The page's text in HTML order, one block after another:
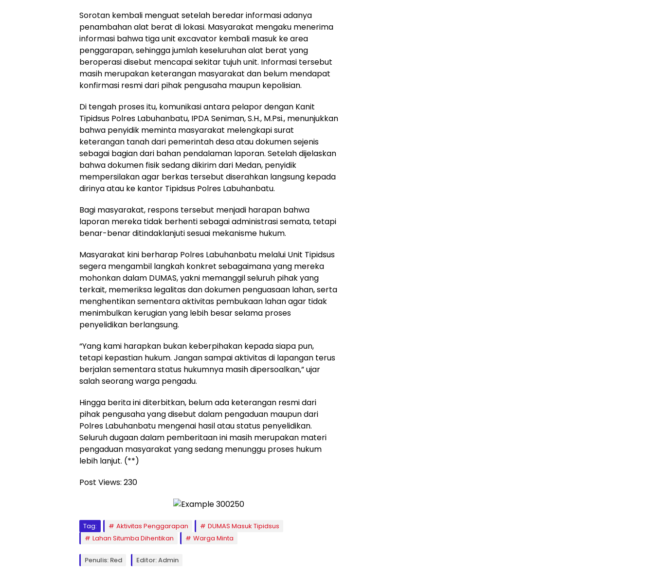
Sorotan kembali menguat setelah beredar informasi adanya
penambahan alat berat di lokasi. Masyarakat mengaku menerima
informasi bahwa tiga unit excavator kembali masuk ke area
penggarapan, sehingga jumlah keseluruhan alat berat yang
beroperasi disebut mencapai sekitar tujuh unit. Informasi tersebut
masih merupakan keterangan masyarakat dan belum mendapat
konfirmasi resmi dari pihak pengusaha maupun kepolisian.
Di tengah proses itu, komunikasi antara pelapor dengan Kanit
Tipidsus Polres Labuhanbatu, IPDA Seniman, S.H., M.Psi., menunjukkan
bahwa penyidik meminta masyarakat melengkapi surat
keterangan tanah dari pemerintah desa atau dokumen sejenis
sebagai bagian dari bahan pendalaman laporan. Setelah dijelaskan
bahwa dokumen fisik sedang dikirim dari Medan, penyidik
mempersilakan agar berkas tersebut diserahkan langsung kepada
dirinya atau ke kantor Tipidsus Polres Labuhanbatu.
Bagi masyarakat, respons tersebut menjadi harapan bahwa
laporan mereka tidak berhenti sebagai administrasi semata, tetapi
benar-benar ditindaklanjuti sesuai mekanisme hukum.
Masyarakat kini berharap Polres Labuhanbatu melalui Unit Tipidsus
segera mengambil langkah konkret sebagaimana yang mereka
mohonkan dalam DUMAS, yakni memanggil seluruh pihak yang
terkait, memeriksa legalitas dan dokumen penguasaan lahan, serta
menghentikan sementara aktivitas pembukaan lahan agar tidak
menimbulkan kerugian yang lebih besar selama proses
penyelidikan berlangsung.
“Yang kami harapkan bukan keberpihakan kepada siapa pun,
tetapi kepastian hukum. Jangan sampai aktivitas di lapangan terus
berjalan sementara status hukumnya masih dipersoalkan,” ujar
salah seorang warga pengadu.
Hingga berita ini diterbitkan, belum ada keterangan resmi dari
pihak pengusaha yang disebut dalam pengaduan maupun dari
Polres Labuhanbatu mengenai hasil atau status penyelidikan.
Seluruh dugaan dalam pemberitaan ini masih merupakan materi
pengaduan masyarakat yang sedang menunggu proses hukum
lebih lanjut. (**)
Post Views: 230
Tag: Aktivitas Penggarapan
DUMAS Masuk Tipidsus
Lahan Situmba Dihentikan
Warga Minta
Penulis: Red Editor: Admin